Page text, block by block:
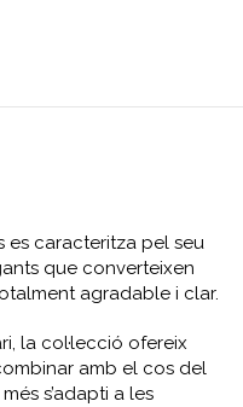
es caracteritza pel seu
que converteixen
agradable i clar.
la col·lecció ofereix
amb el cos del
s’adapti a les